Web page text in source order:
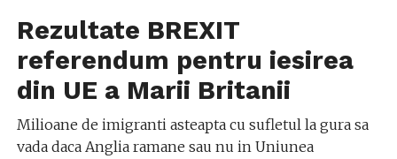
Rezultate BREXIT
referendum pentru iesirea
din UE a Marii Britanii
Milioane de imigranti asteapta cu sufletul la gura sa
vada daca Anglia ramane sau nu in Uniunea